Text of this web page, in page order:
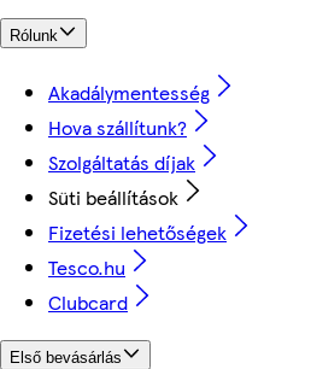
Rólunk
Akadálymentesség
Hova szállítunk?
Szolgáltatás díjak
Süti beállítások
Fizetési lehetőségek
Tesco.hu
Clubcard
Első bevásárlás